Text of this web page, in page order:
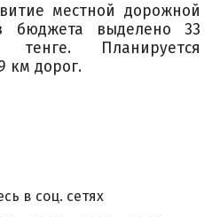
в соц. сетях
местной дорожной
бюджета выделено 33
Планируется
км дорог.